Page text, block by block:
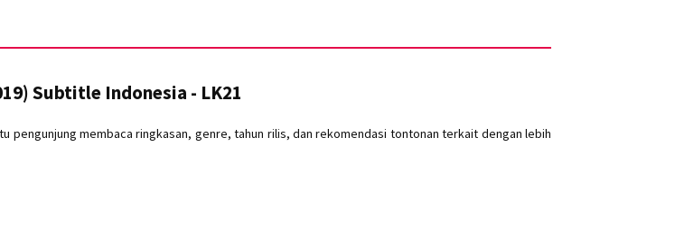
Subtitle Indonesia - LK21
pengunjung membaca ringkasan, genre, tahun rilis, dan rekomendasi tontonan terkait dengan lebih